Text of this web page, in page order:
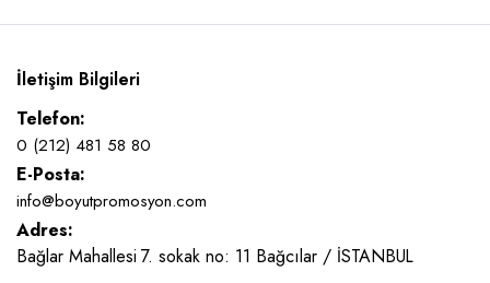
İletişim Bilgileri
Telefon:
0 (212) 481 58 80
E-Posta:
info@boyutpromosyon.com
Adres:
Bağlar Mahallesi 7. sokak no: 11 Bağcılar / İSTANBUL